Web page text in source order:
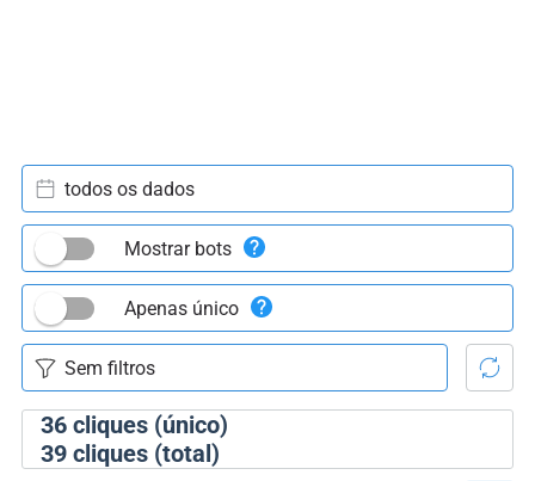
36cliques (único)
39cliques (total)
todos os dados
Mostrar bots
Apenas único